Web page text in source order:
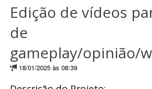
Edição de vídeos
de
gameplay/opinião/
18/01/2025 às 08:39